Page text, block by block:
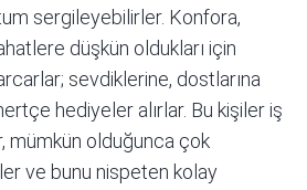
sergileyebilirler. Konfora,
düşkün oldukları için
sevdiklerine, dostlarına
hediyeler alırlar. Bu kişiler iş
mümkün olduğunca çok
ve bunu nispeten kolay